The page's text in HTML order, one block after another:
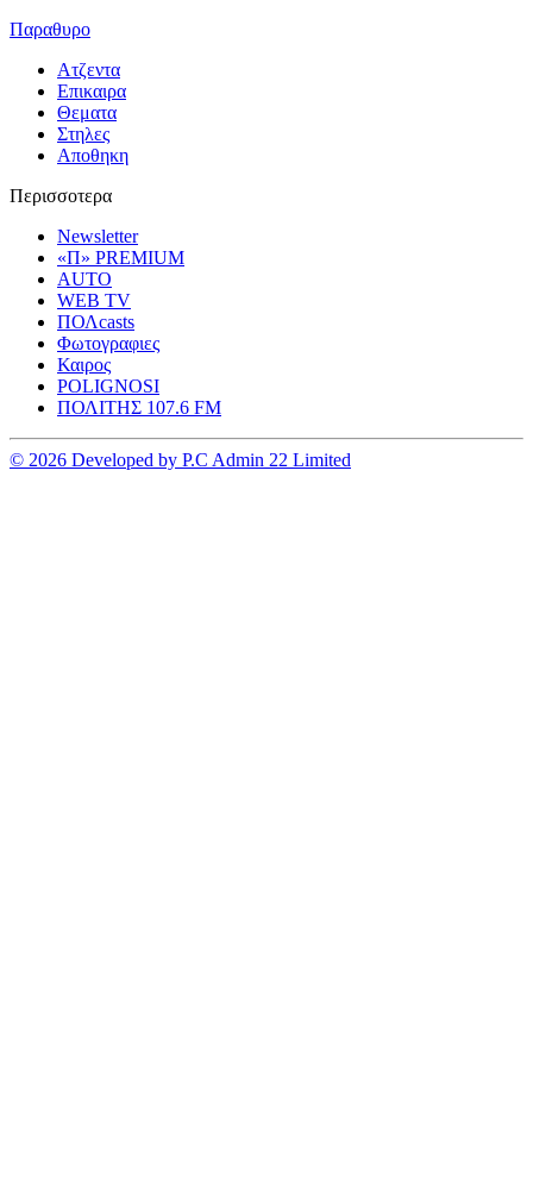
Παραθυρο
Ατζεντα
Επικαιρα
Θεματα
Στηλες
Αποθηκη
Περισσοτερα
Newsletter
«Π» PREMIUM
AUTO
WEB TV
ΠΟΛcasts
Φωτογραφιες
Καιρος
POLIGNOSI
ΠΟΛΙΤΗΣ 107.6 FM
© 2026 Developed by P.C Admin 22 Limited